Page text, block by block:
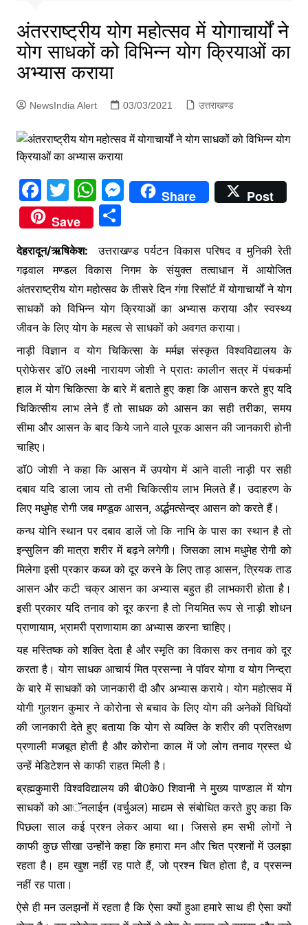
अंतरराष्ट्रीय योग महोत्सव में योगाचार्यों ने
योग साधकों को विभिन्न योग क्रियाओं का
अभ्यास कराया
NewsIndia Alert 03/03/2021 उत्तराखण्ड
F
a
c
e
b
o
o
k
T
w
itt
er
W
h
at
s
A
p
p
M
e
s
e
n
g
er
Share
Post
Save
S
ar
e
देहरादून/ऋषिकेश:
उत्तराखण्ड पर्यटन विकास परिषद व मुनिकी रेती
गढ़वाल मण्डल विकास निगम के संयुक्त तत्वाधान में आयोजित
अंतरराष्ट्रीय योग महोत्सव के तीसरे दिन गंगा रिसाॅर्ट में योगाचार्यों ने योग
साधकों को विभिन्न योग क्रियाओं का अभ्यास कराया और स्वस्थ्य
जीवन के लिए योग के महत्व से साधकों को अवगत कराया।
नाड़ी विज्ञान व योग चिकित्सा के मर्मज्ञ संस्कृत विश्वविद्यालय के
प्रोफेसर डाॅ0 लक्ष्मी नारायण जोशी ने प्रातः कालीन सत्र में पंचकर्मा
हाल में योग चिकित्सा के बारे में बताते हुए कहा कि आसन करते हुए यदि
चिकित्सीय लाभ लेने हैं तो साधक को आसन का सही तरीका, समय
सीमा और आसन के बाद किये जाने वाले पूरक आसन की जानकारी होनी
चाहिए।
डाॅ0 जोशी ने कहा कि आसन में उपयोग में आने वाली नाड़ी पर सही
दबाव यदि डाला जाय तो तभी चिकित्सीय लाभ मिलते हैं। उदाहरण के
लिए मधुमेह रोगी जब मण्डूक आसन, अर्द्धमत्सेन्द्र आसन को करते हैं।
कन्ध योनि स्थान पर दबाव डालें जो कि नाभि के पास का स्थान है तो
इन्सुलिन की मात्रा शरीर में बढ़ने लगेगी। जिसका लाभ मधुमेह रोगी को
मिलेगा इसी प्रकार कब्ज को दूर करने के लिए ताड़ आसन, त्रियक ताड
आसन और कटी चक्र आसन का अभ्यास बहुत ही लाभकारी होता है।
इसी प्रकार यदि तनाव को दूर करना है तो नियमित रूप से नाड़ी शोधन
प्राणायाम, भ्रामरी प्राणायाम का अभ्यास करना चाहिए।
यह मस्तिष्क को शक्ति देता है और स्मृति का विकास कर तनाव को दूर
करता है। योग साधक आचार्य मित प्रसन्ना ने पाॅवर योगा व योग निन्द्रा
के बारे में साधकों को जानकारी दी और अभ्यास कराये। योग महोत्सव में
योगी गुलशन कुमार ने कोरोना से बचाव के लिए योग की अनेकों विधियों
की जानकारी देते हुए बताया कि योग से व्यक्ति के शरीर की प्रतिरक्षण
प्रणाली मजबूत होती है और कोरोना काल में जो लोग तनाव ग्रस्त थे
उन्हें मेडिटेशन से काफी राहत मिली है।
ब्रह्मकुमारी विश्वविद्यालय की बी0के0 शिवानी ने मुुख्य पाण्डाल में योग
साधकों को आॅनलाईन (वर्चुअल) माद्यम से संबोधित करते हुए कहा कि
पिछला साल कई प्रश्न लेकर आया था। जिससे हम सभी लोगों ने
काफी कुछ सीखा उन्होंने कहा कि हमारा मन और चित प्रशनों में उलझा
रहता है। हम खुश नहीं रह पाते हैं, जो प्रश्न चित होता है, व प्रसन्न
नहीं रह पाता।
ऐसे ही मन उलझनों में रहता है कि ऐसा क्यों हुआ हमारे साथ ही ऐसा क्यों
e
r